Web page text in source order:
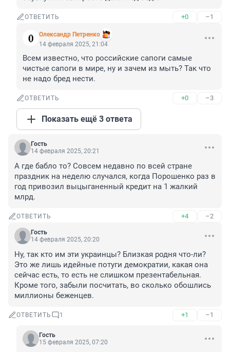
ОТВЕТИТЬ +0 –1
Олександр Петренко
14 февраля 2025, 21:04
Всем известно, что российские сапоги самые
чистые сапоги в мире, ну и зачем из мыть? Так что
не надо бред нести.
ОТВЕТИТЬ +0 –3
Показать ещё 3 ответа
Гость
14 февраля 2025, 20:21
А где бабло то? Совсем недавно по всей стране
праздник на неделю случался, когда Порошенко раз в
год привозил выцыганенный кредит на 1 жалкий
млрд.
ОТВЕТИТЬ +4 –2
Гость
14 февраля 2025, 20:20
Ну, так кто им эти украинцы? Близкая родня что-ли?
Это же лишь идейные потуги демократии, какая она
сейчас есть, то есть не слишком презентабельная.
Кроме того, забыли посчитать, во сколько обошлись
миллионы беженцев.
ОТВЕТИТЬ 1 +1 –1
Гость
15 февраля 2025, 07:20